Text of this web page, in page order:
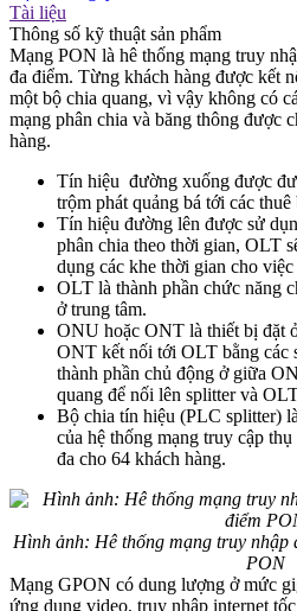
Tài liệu
Thông số kỹ thuật sản phẩm
Mạng PON là hê thống mạng truy
đa điểm. Từng khách hàng được kết
một bộ chia quang, vì vậy không có
mạng phân chia và băng thông được
hàng.
Tín hiệu đường xuống được
trộm phát quảng bá tới các thuê
Tín hiệu đường lên được sử
phân chia theo thời gian, OLT
dụng các khe thời gian cho
OLT là thành phần chức năng
ở trung tâm.
ONU hoặc ONT là thiết bị đặt
ONT kết nối tới OLT bằng các
thành phần chủ động ở giữa
quang để nối lên splitter và
Bộ chia tín hiệu (PLC splitter)
của hệ thống mạng truy cập
đa cho 64 khách hàng.
Hình ảnh: Hê thống mạng truy nhập
PON
Mạng GPON có dung lượng ở mức
ứng dụng video, truy nhập internet